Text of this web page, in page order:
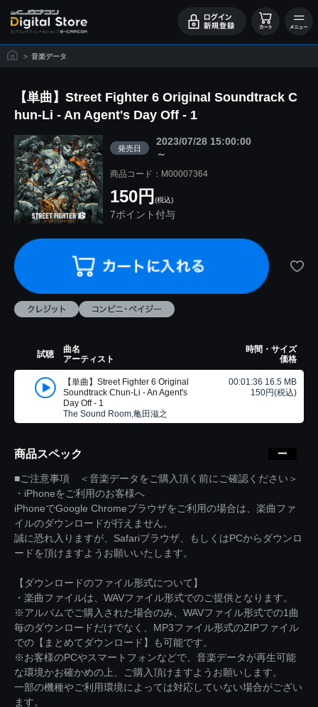
> 音楽データ
【単曲】Street Fighter 6 Original Soundtrack C
hun-Li - An Agent's Day Off - 1
発売日
2023/07/28 15:00:00
～
商品コード：M00007364
150円 (税込)
7ポイント付与
試聴
曲名
アーティスト
時間・サイズ
価格
【単曲】Street Fighter 6 Original
Soundtrack Chun-Li - An Agent's
Day Off - 1
The Sound Room,亀田滋之
00:01:36 16.5 MB
150円(税込)
商品スペック
■ご注意事項 ＜音楽データをご購入頂く前にご確認ください＞
・iPhoneをご利用のお客様へ
iPhoneでGoogle Chromeブラウザをご利用の場合は、楽曲ファ
イルのダウンロードが行えません。
誠に恐れ入りますが、Safariブラウザ、もしくはPCからダウンロ
ードを頂けますようお願いいたします。
【ダウンロードのファイル形式について】
・楽曲ファイルは、WAVファイル形式でのご提供となります。
※アルバムでご購入された場合のみ、WAVファイル形式での1曲
毎のダウンロードだけでなく、MP3ファイル形式のZIPファイル
での【まとめてダウンロード】も可能です。
※お客様のPCやスマートフォンなどで、音楽データが再生可能
な環境かお確かめの上、ご購入頂けますようお願いします。
一部の機種やご利用環境によっては対応していない場合がござい
ます。